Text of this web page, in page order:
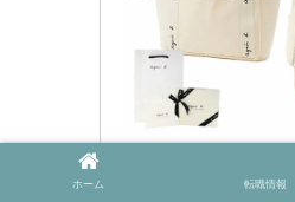
トートバッグ アニ
ホーム 転職情報